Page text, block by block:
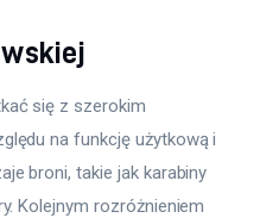
się z szerokim
na funkcję użytkową i
broni, takie jak karabiny
Kolejnym rozróżnieniem